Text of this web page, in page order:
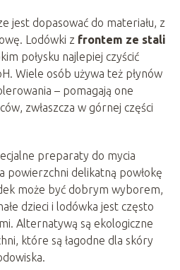
jest dopasować do materiału, z
Lodówki z frontem ze stali
połysku najlepiej czyścić
Wiele osób używa też płynów
– pomagają one
zwłaszcza w górnej części
preparaty do mycia
powierzchni delikatną powłokę
może być dobrym wyborem,
dzieci i lodówka jest często
Alternatywą są ekologiczne
które są łagodne dla skóry